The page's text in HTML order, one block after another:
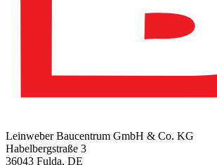
Leinweber Baucentrum GmbH & Co. KG
Habelbergstraße 3
36043 Fulda, DE